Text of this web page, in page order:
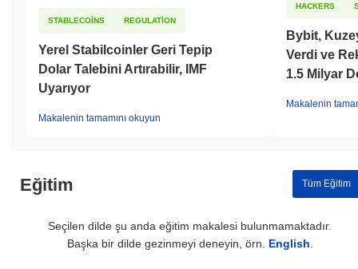
STABLECOINS REGULATION
Yerel Stabilcoinler Geri Tepip
Dolar Talebini Artırabilir, IMF
Uyarıyor
Makalenin tamamını okuyun
HACKERS
Bybit,
Verdi ve
1.5 Milyar
Makalenin
Eğitim Tüm Eğitim
Seçilen dilde şu anda eğitim makalesi bulunmamaktadır.
Başka bir dilde gezinmeyi deneyin, örn. English